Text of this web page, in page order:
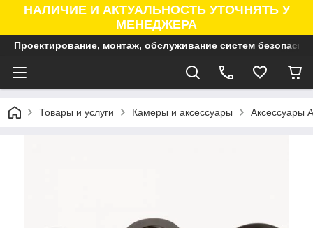
НАЛИЧИЕ И АКТУАЛЬНОСТЬ УТОЧНЯТЬ У
МЕНЕДЖЕРА
Проектирование, монтаж, обслуживание систем
Товары и услуги Камеры и аксессуары Аксессуары